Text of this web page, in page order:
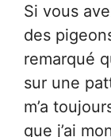
Si vous
des
remarqué
sur une
m’a
que j’ai